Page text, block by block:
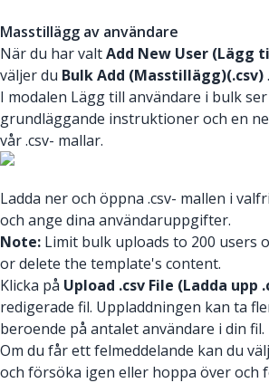
Masstillägg av användare
När du har valtAdd New User (Lägg
väljer du Bulk Add (Masstillägg)(.csv).
I modalen Lägg till användare i bulk
grundläggande instruktioner och en
vår .csv- mallar.
Ladda ner och öppna .csv- mallen i
och ange dina användaruppgifter.
Note: Limit bulk uploads to 200 users
or delete the template's content.
Klicka på Upload .csv File (Ladda upp
redigerade fil. Uppladdningen kan ta
beroende på antalet användare i din fil.
Om du får ett felmeddelande kan du
och försöka igen eller hoppa över och